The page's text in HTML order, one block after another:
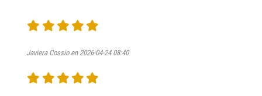
Javiera Cossio en 2026-04-24 08:40